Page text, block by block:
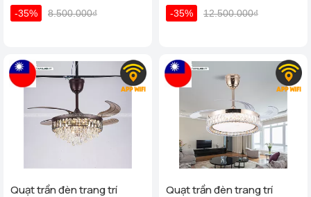
-35% 8.500.000₫ -35% 12.500.000₫
Quạt trần đèn trang trí
Quạt trần đèn trang trí